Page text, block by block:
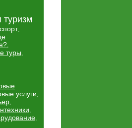
туризм
,
,
туры,
услуги,
,
,
,